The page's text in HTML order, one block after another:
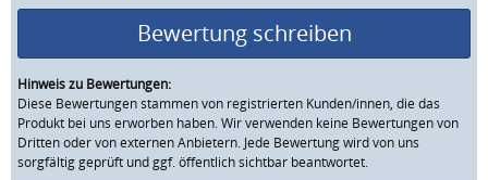
Bewertung schreiben
Hinweis zu Bewertungen:
Diese Bewertungen stammen von registrierten Kunden/innen, die das
Produkt bei uns erworben haben. Wir verwenden keine Bewertungen von
Dritten oder von externen Anbietern. Jede Bewertung wird von uns
sorgfältig geprüft und ggf. öffentlich sichtbar beantwortet.